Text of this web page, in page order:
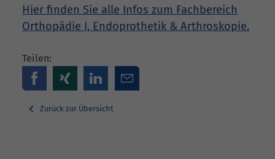
Hier finden Sie alle Infos zum Fachbereich
Orthopädie I, Endoprothetik & Arthroskopie.
Teilen:
Zurück zur Übersicht